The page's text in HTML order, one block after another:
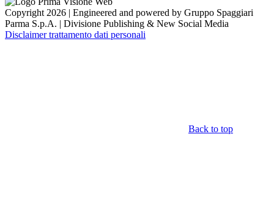
Copyright 2026 | Engineered and powered by Gruppo Spaggiari
Parma S.p.A. | Divisione Publishing & New Social Media
Disclaimer trattamento dati personali
Back to top